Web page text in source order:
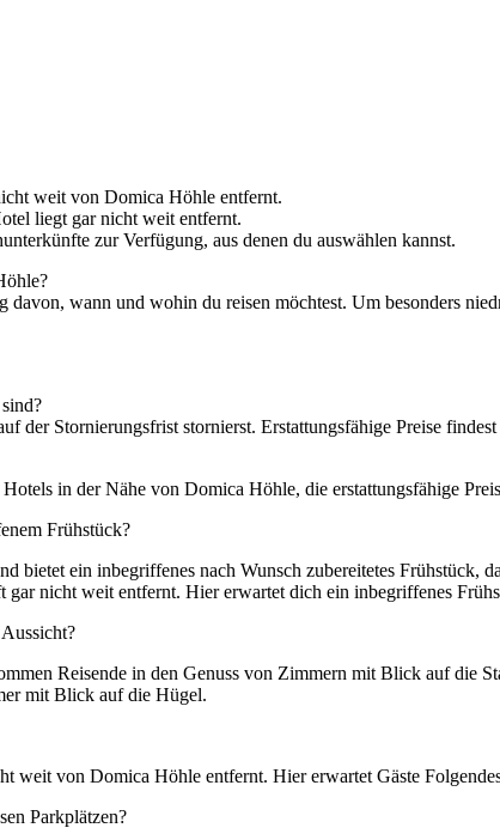
weit von Domica Höhle entfernt.
liegt gar nicht weit entfernt.
zur Verfügung, aus denen du auswählen kannst.
wann und wohin du reisen möchtest. Um besonders
der Stornierungsfrist stornierst. Erstattungsfähige Preise
in der Nähe von Domica Höhle, die erstattungsfähige
Frühstück?
bietet ein inbegriffenes nach Wunsch zubereitetes Frühstück,
gar nicht weit entfernt. Hier erwartet dich ein inbegriffenes
Reisende in den Genuss von Zimmern mit Blick auf die
mit Blick auf die Hügel.
weit von Domica Höhle entfernt. Hier erwartet Gäste
Parkplätzen?